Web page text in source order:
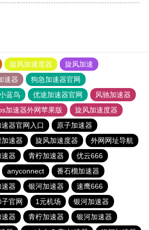
旋风加速度器
旋风加速
速器
狗急加速器官网
蓝鸟 优途加速器官网
风驰加速器
加速器外网苹果版
旋风加速度器
器官网入口
原子加速器
速器 旋风加速度器
外网网址导航
器 青柠加速器
优云666
anyconnect
番石榴加速器
器 银河加速器
速鹰666
官网 1元机场
银河加速器
器 青柠加速器
银河加速器